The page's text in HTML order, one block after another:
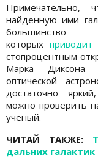
Примечательно,
найденную ими
которых приводит
стопроцентным
Марка Диксона
оптической
достаточно
можно проверить
ученый.
ЧИТАЙ ТАКЖЕ:
дальних галактик